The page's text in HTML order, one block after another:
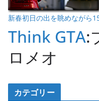
新春初日の出を眺めながら
Think GTA:
ロメオ
カテゴリー